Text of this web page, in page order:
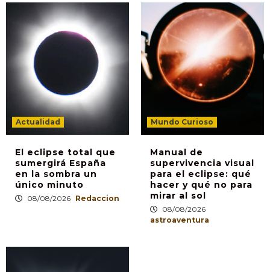
Actualidad
El eclipse total que
sumergirá España
en la sombra un
único minuto
08/08/2026 Redaccion
Mundo Curioso
Manual de
supervivencia visual
para el eclipse: qué
hacer y qué no para
mirar al sol
08/08/2026
astroaventura